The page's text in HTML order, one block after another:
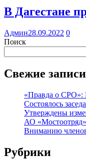
В Дагестане
Админ28.09.2022 0
Поиск
Свежие записи
«Правда о СРО»:
Состоялось
Утверждены
АО «Мостоотряд»
Вниманию
Рубрики